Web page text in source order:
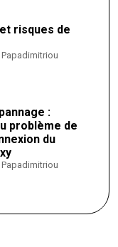
risques de
:
problème de
du